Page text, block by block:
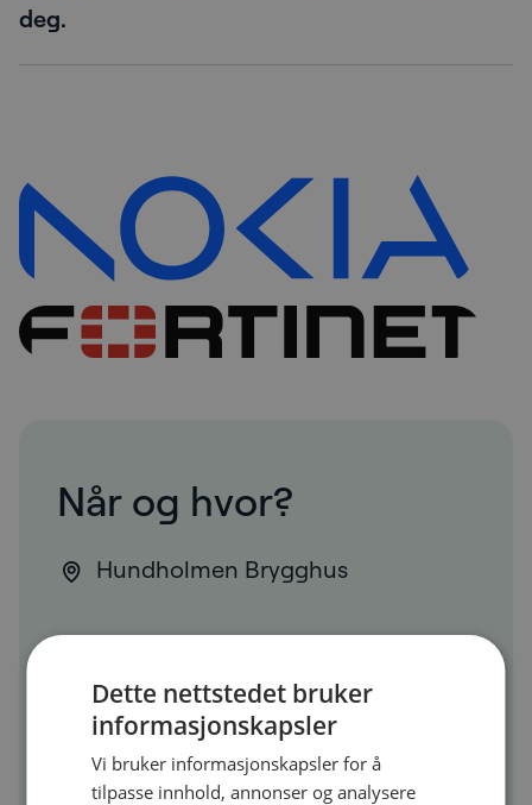
deg.
Når og hvor?
Hundholmen Brygghus
27. april i Bodø,Hundholmen
Dette nettstedet bruker
informasjonskapsler
Vi bruker informasjonskapsler for å
tilpasse innhold, annonser og analysere